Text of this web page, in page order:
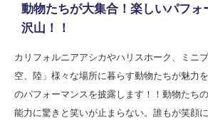
動物たちが大集合！楽しいパフォ
沢山！！
カリフォルニアアシカやハリスホーク、ミニ
空、陸」様々な場所に暮らす動物たちが魅力
のパフォーマンスを披露します！！動物たち
能力に驚きと笑いが止まらない。誰もが笑顔